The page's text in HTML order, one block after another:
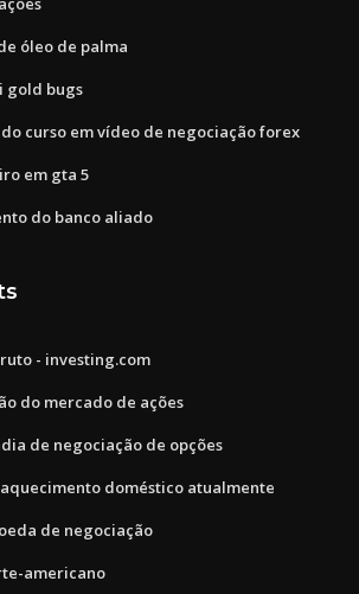
óleo de palma
gold bugs
curso em vídeo de negociação forex
em gta 5
do banco aliado
- investing.com
do mercado de ações
de negociação de opções
doméstico atualmente
de negociação
americano